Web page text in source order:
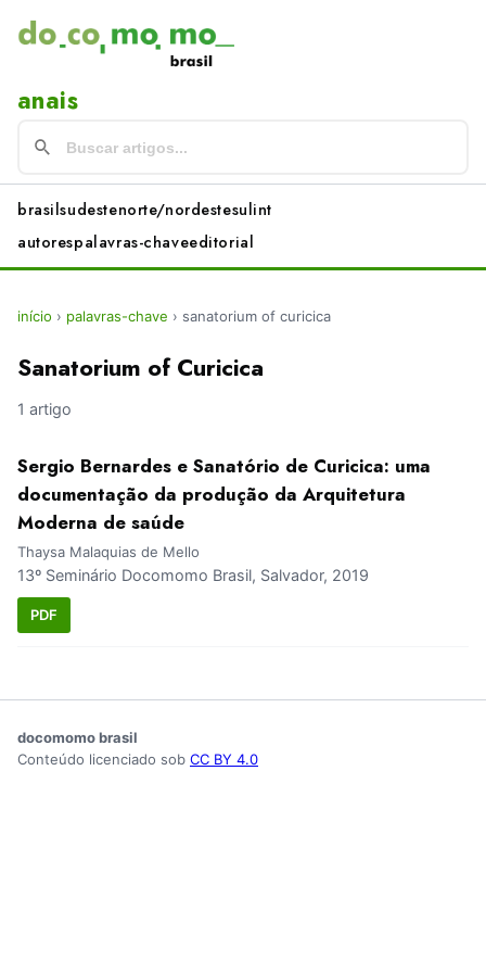
anais
brasilsudestenorte/nordestesulint
autorespalavras-chaveeditorial
início › palavras-chave › sanatorium of curicica
Sanatorium of Curicica
1 artigo
Sergio Bernardes e Sanatório de Curicica: uma
documentação da produção da Arquitetura
Moderna de saúde
Thaysa Malaquias de Mello
13º Seminário Docomomo Brasil, Salvador, 2019
PDF
docomomo brasil
Conteúdo licenciado sob CC BY 4.0